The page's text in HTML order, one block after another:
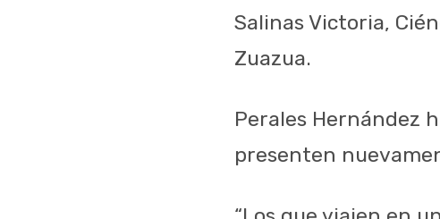
Salinas Victoria,
Zuazua.
Perales Hernández
presenten